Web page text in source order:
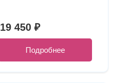
19 450 ₽
Подробнее